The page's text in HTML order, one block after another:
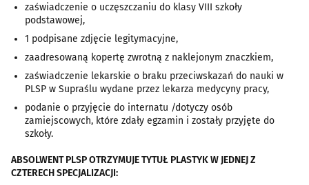
zaświadczenie o uczęszczaniu do klasy VIII szkoły
podstawowej,
1 podpisane zdjęcie legitymacyjne,
zaadresowaną kopertę zwrotną z naklejonym znaczkiem,
zaświadczenie lekarskie o braku przeciwskazań do nauki w
PLSP w Supraślu wydane przez lekarza medycyny pracy,
podanie o przyjęcie do internatu /dotyczy osób
zamiejscowych, które zdały egzamin i zostały przyjęte do
szkoły.
ABSOLWENT PLSP OTRZYMUJE TYTUŁ PLASTYK W JEDNEJ Z
CZTERECH SPECJALIZACJI: